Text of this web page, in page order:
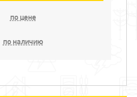
по цене
по наличию